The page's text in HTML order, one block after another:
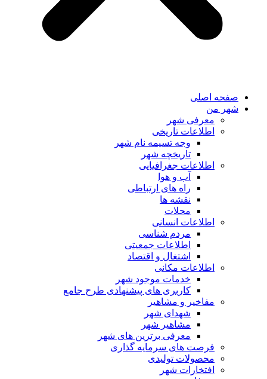
صفحه اصلی
شهر من
معرفی شهر
اطلاعات تاریخی
وجه تسیمه نام شهر
تاریخچه شهر
اطلاعات جغرافیایی
آب و هوا
راه های ارتباطی
نقشه ها
محلات
اطلاعات انسانی
مردم شناسی
اطلاعات جمعیتی
اشتغال و اقتصاد
اطلاعات مکانی
خدمات موجود شهر
کاربری های پیشنهادی طرح جامع
مفاخیر و مشاهیر
شهدای شهر
مشاهیر شهر
معرفی برترین های شهر
فرصت های سرمایه گذاری
محصولات تولیدی
افتخارات شهر